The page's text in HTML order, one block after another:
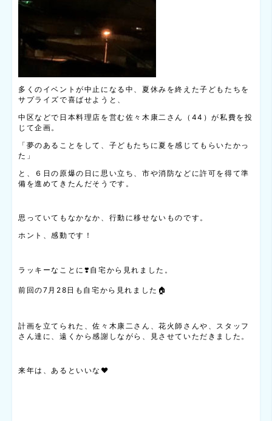
多くのイベントが中止になる中、夏休みを終えた子どもたちを
サプライズで喜ばせようと、
中区などで日本料理店を営む佐々木康二さん（44）が私費を投
じて企画。
「夢のあることをして、子どもたちに夏を感じてもらいたかっ
た」
と、６日の原爆の日に思い立ち、市や消防などに許可を得て準
備を進めてきたんだそうです。
思っていてもなかなか、行動に移せないものです。
ホント、感動です！
ラッキーなことに❣️自宅から見れました。
前回の7月28日も自宅から見れました🏠
計画を立てられた、佐々木康二さん、花火師さんや、スタッフ
さん達に、遠くから感謝しながら、見させていただきました。
来年は、あるといいな❤️